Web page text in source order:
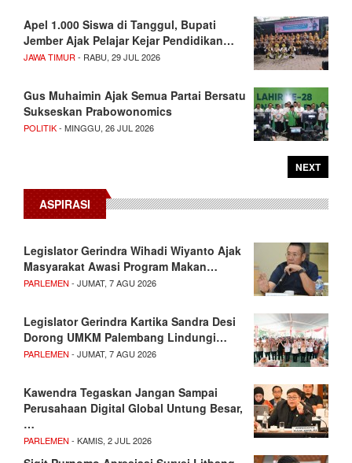
Apel 1.000 Siswa di Tanggul, Bupati
Jember Ajak Pelajar Kejar Pendidikan…
JAWA TIMUR - RABU, 29 JUL 2026
Gus Muhaimin Ajak Semua Partai Bersatu
Sukseskan Prabowonomics
POLITIK- MINGGU, 26 JUL 2026
NEXT
ASPIRASI
Legislator Gerindra Wihadi Wiyanto Ajak
Masyarakat Awasi Program Makan…
PARLEMEN - JUMAT, 7 AGU 2026
Legislator Gerindra Kartika Sandra Desi
Dorong UMKM Palembang Lindungi…
PARLEMEN - JUMAT, 7 AGU 2026
Kawendra Tegaskan Jangan Sampai
Perusahaan Digital Global Untung Besar,
…
PARLEMEN - KAMIS, 2 JUL 2026